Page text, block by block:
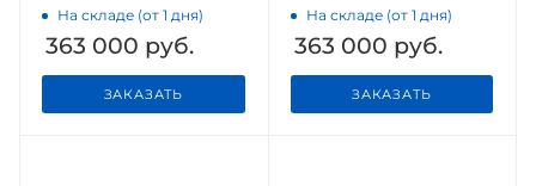
Black (MGEC4)
На складе (от 1 дня)
363 000 руб.
ЗАКАЗАТЬ
(MGE64)
На складе (от 1 дня)
363 000 руб.
ЗАКАЗАТЬ